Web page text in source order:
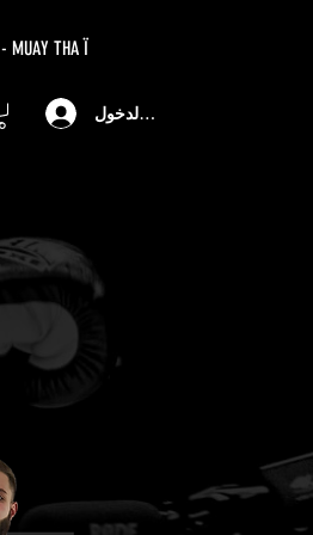
ليلة واحدة - الكيك بوكسينغ - MUAY THA Ï
تسجيل الدخول